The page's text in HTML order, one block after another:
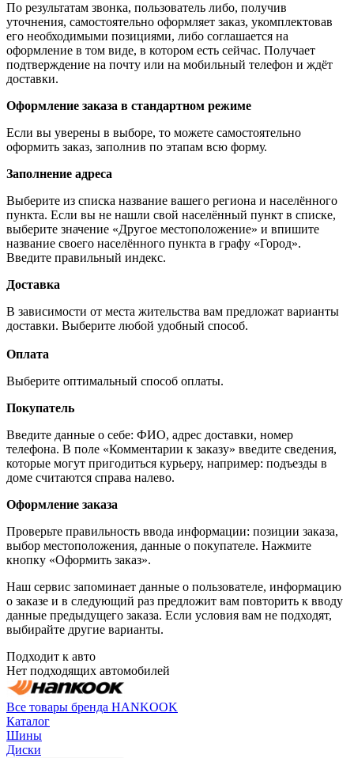
По результатам звонка, пользователь либо, получив
уточнения, самостоятельно оформляет заказ, укомплектовав
его необходимыми позициями, либо соглашается на
оформление в том виде, в котором есть сейчас. Получает
подтверждение на почту или на мобильный телефон и ждёт
доставки.
Оформление заказа в стандартном режиме
Если вы уверены в выборе, то можете самостоятельно
оформить заказ, заполнив по этапам всю форму.
Заполнение адреса
Выберите из списка название вашего региона и населённого
пункта. Если вы не нашли свой населённый пункт в списке,
выберите значение «Другое местоположение» и впишите
название своего населённого пункта в графу «Город».
Введите правильный индекс.
Доставка
В зависимости от места жительства вам предложат варианты
доставки. Выберите любой удобный способ.
Оплата
Выберите оптимальный способ оплаты.
Покупатель
Введите данные о себе: ФИО, адрес доставки, номер
телефона. В поле «Комментарии к заказу» введите сведения,
которые могут пригодиться курьеру, например: подъезды в
доме считаются справа налево.
Оформление заказа
Проверьте правильность ввода информации: позиции заказа,
выбор местоположения, данные о покупателе. Нажмите
кнопку «Оформить заказ».
Наш сервис запоминает данные о пользователе, информацию
о заказе и в следующий раз предложит вам повторить к вводу
данные предыдущего заказа. Если условия вам не подходят,
выбирайте другие варианты.
Подходит к авто
Нет подходящих автомобилей
Все товары бренда HANKOOK
Каталог
Шины
Диски